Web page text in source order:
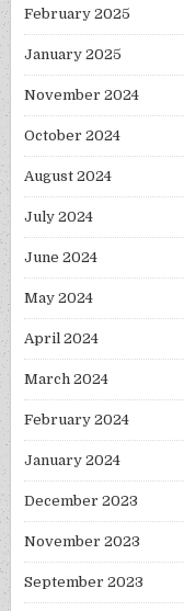
February 2025
January 2025
November 2024
October 2024
August 2024
July 2024
June 2024
May 2024
April 2024
March 2024
February 2024
January 2024
December 2023
November 2023
September 2023